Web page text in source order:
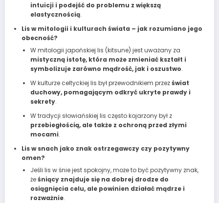
intuicji i podejść do problemu z większą
elastycznością.
Lis w mitologii i kulturach świata – jak rozumiano jego
obecność?
W mitologii japońskiej lis (kitsune) jest uważany za
mistyczną istotę, która może zmieniać kształt i
symbolizuje zarówno mądrość, jak i oszustwo.
W kulturze celtyckiej lis był przewodnikiem przezświat
duchowy, pomagającym odkryć ukryte prawdy i
sekrety.
W tradycji słowiańskiej lis często kojarzony był z
przebiegłością, ale także z ochroną przed złymi
mocami.
Lis w snach jako znak ostrzegawczy czy pozytywny
omen?
Jeśli lis w śnie jest spokojny, może to być pozytywny znak,
żeśniący znajduje się na dobrej drodze do
osiągnięcia celu, ale powinien działać mądrze i
rozważnie.